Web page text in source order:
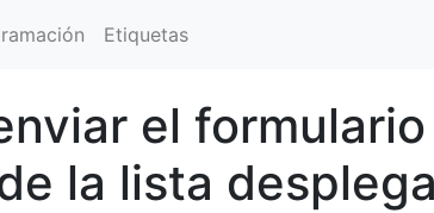
Etiquetas
el
la lista